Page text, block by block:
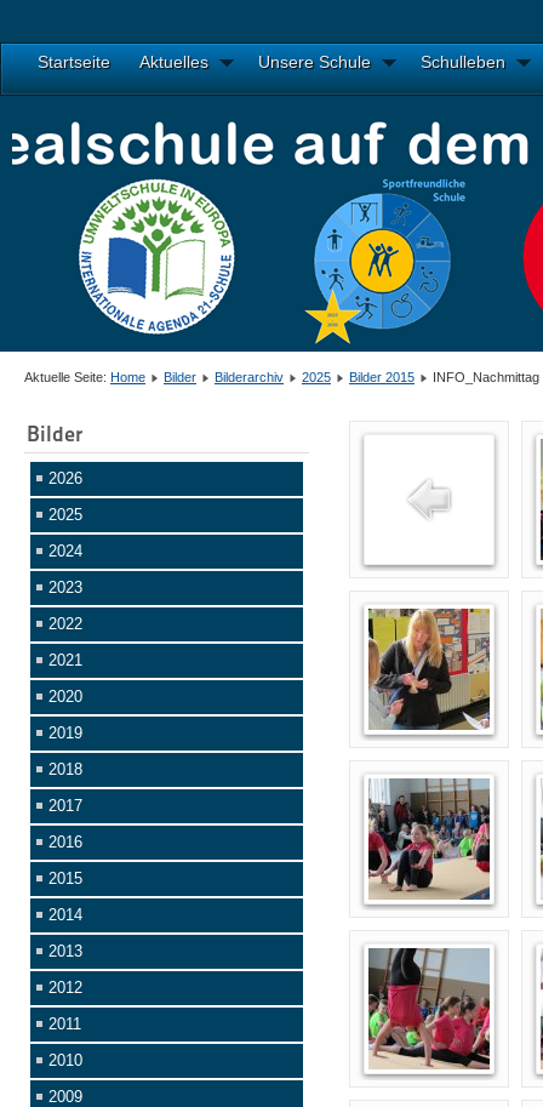
Startseite Aktuelles Unsere Schule Schulleben
Aktuelle Seite: Home Bilder Bilderarchiv 2025 Bilder 2015 INFO_Nachmittag
Bilder
2026
2025
2024
2023
2022
2021
2020
2019
2018
2017
2016
2015
2014
2013
2012
2011
2010
2009